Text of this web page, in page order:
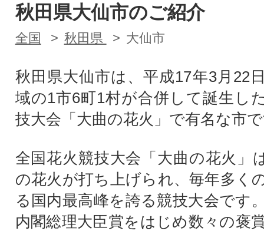
秋田県大仙市のご紹介
全国 秋田県 大仙市
秋田県大仙市は、平成17年3月22
域の1市6町1村が合併して誕生し
技大会「大曲の花火」で有名な市
全国花火競技大会「大曲の花火」
の花火が打ち上げられ、毎年多く
る国内最高峰を誇る競技大会です
内閣総理大臣賞をはじめ数々の褒